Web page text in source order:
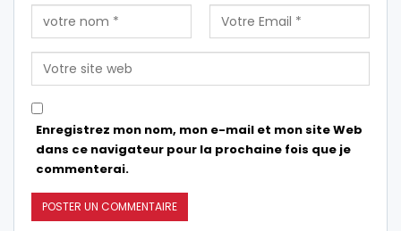
Enregistrez mon nom, mon e-mail et mon site Web
dans ce navigateur pour la prochaine fois que je
commenterai.